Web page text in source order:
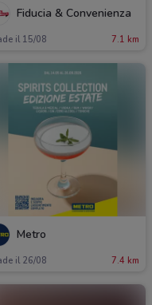
Fiducia & Convenienza
il 15/08 7.1 km
Metro
il 26/08 7.4 km